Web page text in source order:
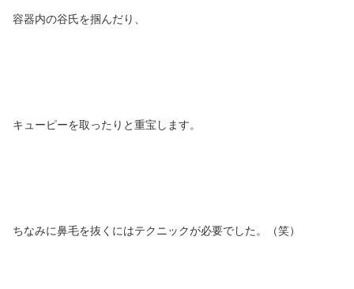
容器内の谷氏を掴んだり、
キューピーを取ったりと重宝します。
ちなみに鼻毛を抜くにはテクニックが必要でした。（笑）